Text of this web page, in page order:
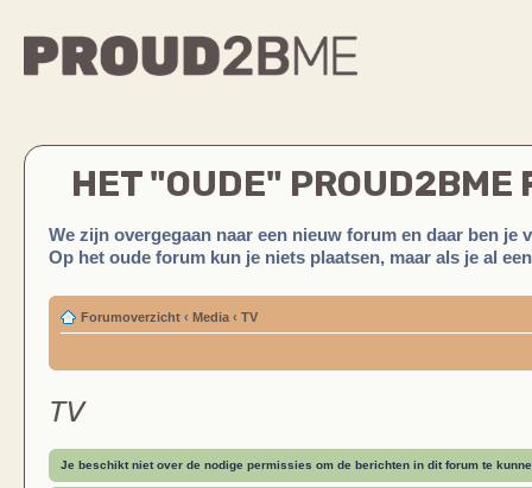
HET "OUDE" PROUD2BME
We zijn overgegaan naar een nieuw forum en daar ben je
Op het oude forum kun je niets plaatsen, maar als je al
Forumoverzicht ‹ Media ‹ TV
TV
Je beschikt niet over de nodige permissies om de berichten in dit forum te